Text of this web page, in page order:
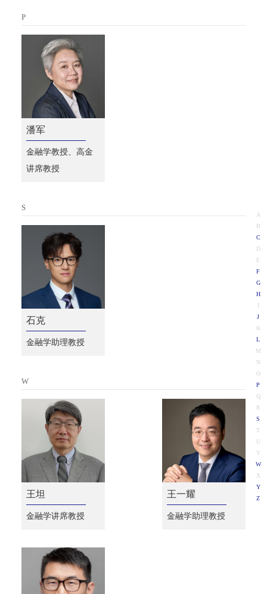
P
潘军
金融学教授、高金
讲席教授
S
石克
金融学助理教授
W
王坦
金融学讲席教授
王一耀
金融学助理教授
A
B
C
D
E
F
G
H
J
K
L
M
N
O
P
Q
R
S
T
U
V
W
X
Y
Z